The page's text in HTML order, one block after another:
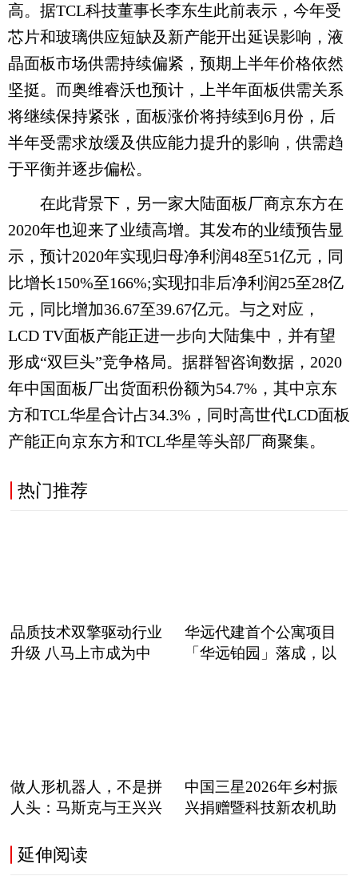
高。据TCL科技董事长李东生此前表示，今年受
芯片和玻璃供应短缺及新产能开出延误影响，液
晶面板市场供需持续偏紧，预期上半年价格依然
坚挺。而奥维睿沃也预计，上半年面板供需关系
将继续保持紧张，面板涨价将持续到6月份，后
半年受需求放缓及供应能力提升的影响，供需趋
于平衡并逐步偏松。
在此背景下，另一家大陆面板厂商京东方在
2020年也迎来了业绩高增。其发布的业绩预告显
示，预计2020年实现归母净利润48至51亿元，同
比增长150%至166%;实现扣非后净利润25至28亿
元，同比增加36.67至39.67亿元。与之对应，
LCD TV面板产能正进一步向大陆集中，并有望
形成“双巨头”竞争格局。据群智咨询数据，2020
年中国面板厂出货面积份额为54.7%，其中京东
方和TCL华星合计占34.3%，同时高世代LCD面板
产能正向京东方和TCL华星等头部厂商聚集。
热门推荐
品质技术双擎驱动行业
升级 八马上市成为中
华远代建首个公寓项目
「华远铂园」落成，以
做人形机器人，不是拼
人头：马斯克与王兴兴
中国三星2026年乡村振
兴捐赠暨科技新农机助
延伸阅读